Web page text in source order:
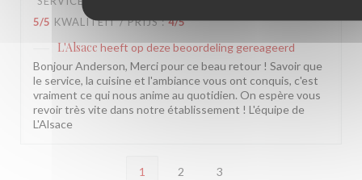
5/5 KWALITEIT / PRIJS: 4/5
L'Alsace heeft op deze beoordeling gereageerd
Bonjour Anderson, Merci pour ce beau retour ! Savoir que
le service, la cuisine et l'ambiance vous ont conquis, c'est
vraiment ce qui nous anime au quotidien. On espère vous
revoir très vite dans notre établissement ! L'équipe de
L'Alsace
1 2 3